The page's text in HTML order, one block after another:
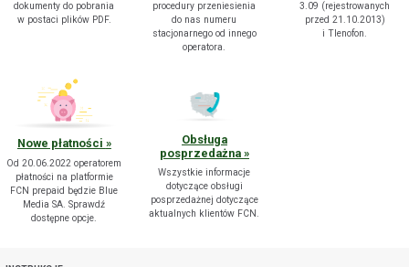
ZAŁÓŻ KONTO
dokumenty do pobrania
w postaci plików PDF.
procedury przeniesienia
do nas numeru
stacjonarnego od innego
operatora.
3.09 (rejestrowanych
przed 21.10.2013)
i Tlenofon.
Nowe płatności
Od 20.06.2022 operatorem
płatności na platformie
FCN prepaid będzie Blue
Media SA. Sprawdź
dostępne opcje.
Obsługa
posprzedażna
Wszystkie informacje
dotyczące obsługi
posprzedażnej dotyczące
aktualnych klientów FCN.